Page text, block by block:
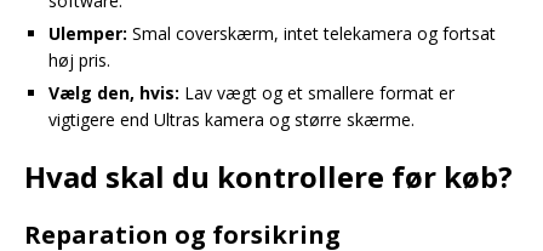
Ulemper: Smal coverskærm, intet telekamera og fortsat
høj pris.
Vælg den, hvis: Lav vægt og et smallere format er
vigtigere end Ultras kamera og større skærme.
Hvad skal du kontrollere før køb?
Reparation og forsikring